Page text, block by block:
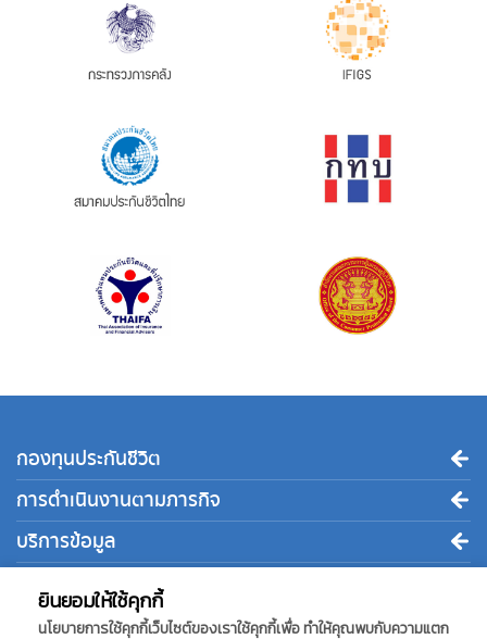
ยินยอมให้ใช้คุกกี้
นโยบายการใช้คุกกี้เว็บไซต์ของเราใช้คุกกี้เพื่อ ทำให้คุณพบกับความแตก
กองทุนประกันชีวิต
การดำเนินงานตามภารกิจ
บริการข้อมูล